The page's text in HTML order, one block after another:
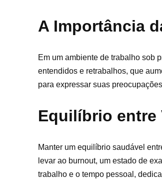
A Importância
Em um ambiente de trabalho sob
entendidos e retrabalhos, que
para expressar suas
Equilíbrio entre
Manter um equilíbrio saudável
levar ao burnout, um estado de
trabalho e o tempo pessoal,